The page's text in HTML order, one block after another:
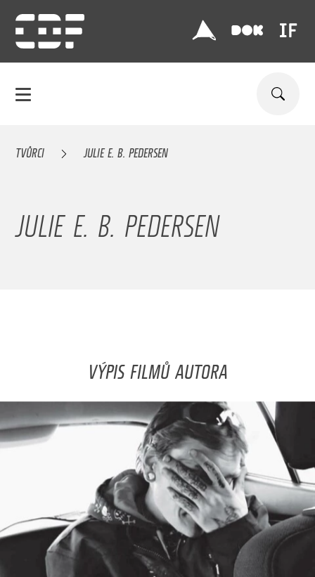
TVŮRCI JULIE E. B. PEDERSEN
JULIE E. B. PEDERSEN
VÝPIS FILMŮ AUTORA